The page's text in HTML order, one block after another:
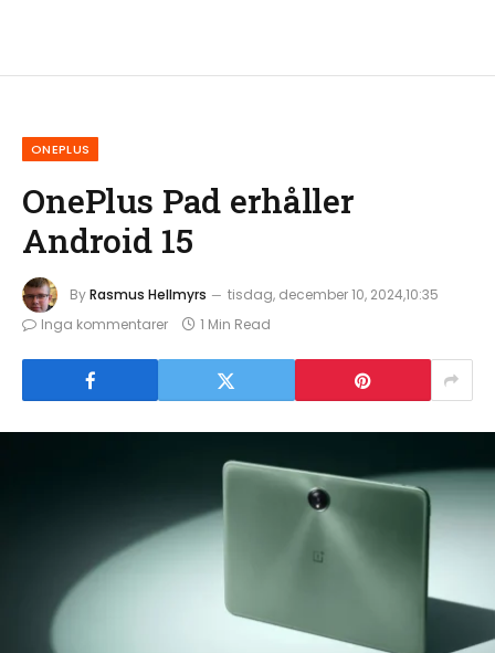
ONEPLUS
OnePlus Pad erhåller
Android 15
ByRasmus Hellmyrs
tisdag, december 10, 2024,10:35
Inga kommentarer
1 Min Read